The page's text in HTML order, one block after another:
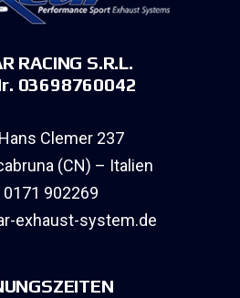
RACING S.R.L.
03698760042
Clemer 237
(CN) – Italien
0171 902269
exhaust-system.de